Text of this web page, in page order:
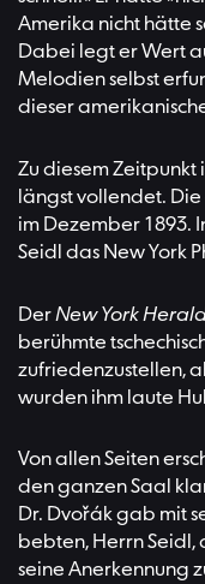
Amerika nicht hätte
Dabei legt er Wert
Melodien selbst
dieser
Zu diesem Zeitpunkt
längst vollendet.
im Dezember 1893.
Seidl das New York
DerNew York
berühmte
zufriedenzustellen,
wurden ihm laute
Von allen Seiten
den ganzen Saal
Dr. Dvořák gab mit
bebten, Herrn Seidl,
seine Anerkennung